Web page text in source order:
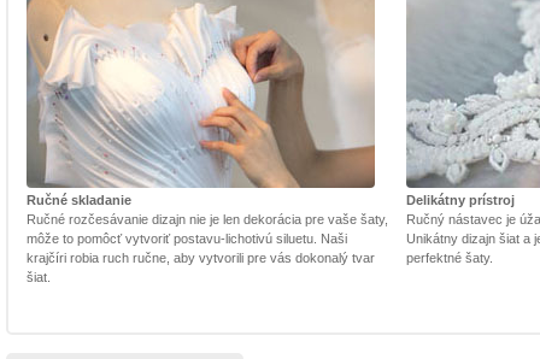
Ručné skladanie
Ručné rozčesávanie dizajn nie je len dekorácia pre vaše šaty,
môže to pomôcť vytvoriť postavu-lichotivú siluetu. Naši
krajčíri robia ruch ručne, aby vytvorili pre vás dokonalý tvar
šiat.
Delikátny prístroj
Ručný nástavec je
Unikátny dizajn šiat a
perfektné šaty.